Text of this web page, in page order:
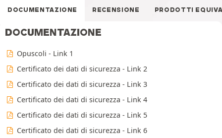
DOCUMENTAZIONE RECENSIONE PRODOTTI
DOCUMENTAZIONE
Opuscoli - Link 1
Certificato dei dati di sicurezza - Link 2
Certificato dei dati di sicurezza - Link 3
Certificato dei dati di sicurezza - Link 4
Certificato dei dati di sicurezza - Link 5
Certificato dei dati di sicurezza - Link 6